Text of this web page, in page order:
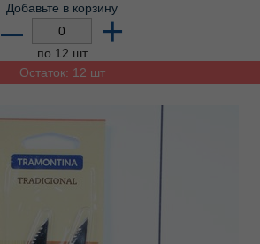
Добавьте в корзину
– +
по 12 шт
Остаток: 12 шт